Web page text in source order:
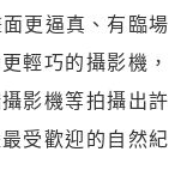
更逼真、有臨場
輕巧的攝影機，
影機等拍攝出許
受歡迎的自然紀